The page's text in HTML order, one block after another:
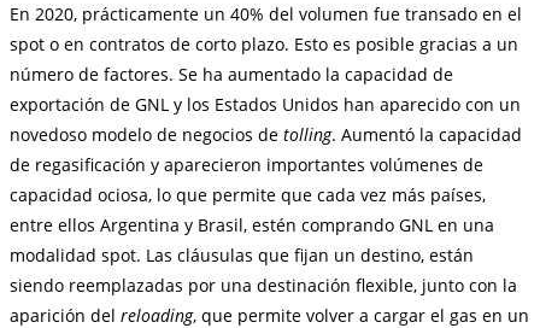
En 2020, prácticamente un 40% del volumen fue transado en el
spot o en contratos de corto plazo. Esto es posible gracias a un
número de factores. Se ha aumentado la capacidad de
exportación de GNL y los Estados Unidos han aparecido con un
novedoso modelo de negocios de tolling. Aumentó la capacidad
de regasificación y aparecieron importantes volúmenes de
capacidad ociosa, lo que permite que cada vez más países,
entre ellos Argentina y Brasil, estén comprando GNL en una
modalidad spot. Las cláusulas que fijan un destino, están
siendo reemplazadas por una destinación flexible, junto con la
aparición del reloading, que permite volver a cargar el gas en un